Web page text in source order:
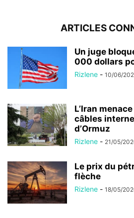
ARTICLES
Un juge
000 dollars
Rizlene - 10/06/
L’Iran
câbles
d’Ormuz
Rizlene - 21/05/
Le prix du
flèche
Rizlene - 18/05/